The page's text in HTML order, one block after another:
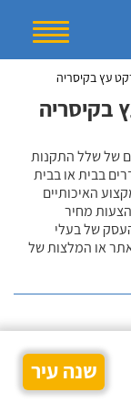
עץ בקיסריה
בקיסריה
של שלל התקנות
בבית או בבית
האיכותיים
הצעות מחיר
של בעלי
או המלצות של
שנה עיר